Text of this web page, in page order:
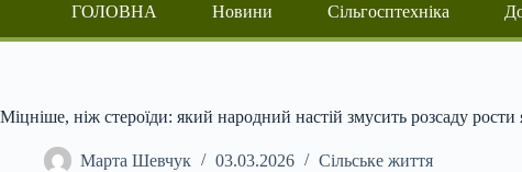
ГОЛОВНА Новини Сільгосптехніка
Міцніше, ніж стероїди: який народний настій змусить розсаду
Марта Шевчук 03.03.2026 Сільське життя